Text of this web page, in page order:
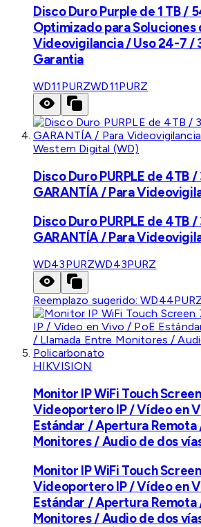
Disco Duro Purple de 1 TB /
Optimizado para Soluciones
Videovigilancia / Uso 24-7 /
Garantia
WD11PURZWD11PURZ
Western Digital (WD)
Disco Duro PURPLE de 4TB /
GARANTÍA / Para
Disco Duro PURPLE de 4TB /
GARANTÍA / Para
WD43PURZWD43PURZ
Reemplazo sugerido:
HIKVISION
Monitor IP WiFi Touch
Videoportero IP / Vídeo en
Estándar / Apertura Remota
Monitores / Audio de dos
Monitor IP WiFi Touch
Videoportero IP / Vídeo en
Estándar / Apertura Remota
Monitores / Audio de dos